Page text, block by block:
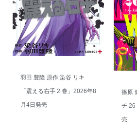
羽田 豊隆 原作:染谷 リキ
「震える右手 2 巻」2026年8
月4日発売
篠原
チ 26
売